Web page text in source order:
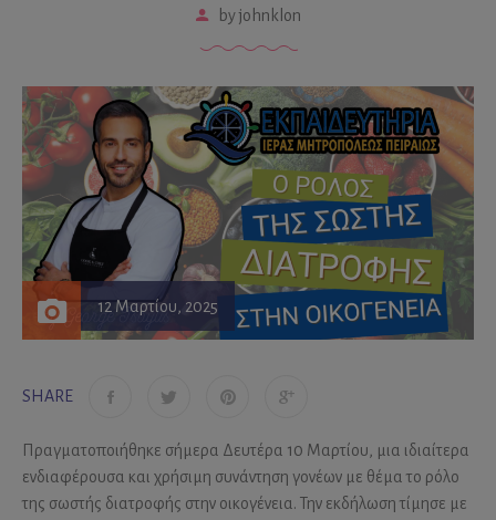
byjohnklon
12 Μαρτίου, 2025
SHARE
Πραγματοποιήθηκε σήμερα Δευτέρα 10 Μαρτίου, μια ιδιαίτερα
ενδιαφέρουσα και χρήσιμη συνάντηση γονέων με θέμα το ρόλο
της σωστής διατροφής στην οικογένεια. Την εκδήλωση τίμησε με